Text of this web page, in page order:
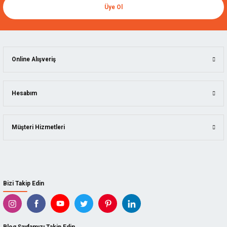
Üye Ol
Bizi Takip Edin
Online Alışveriş
Hesabım
Müşteri Hizmetleri